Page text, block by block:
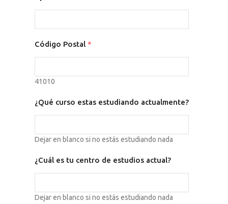
Código Postal *
41010
¿Qué curso estas estudiando actualmente?
Dejar en blanco si no estás estudiando nada
¿Cuál es tu centro de estudios actual?
Dejar en blanco si no estás estudiando nada